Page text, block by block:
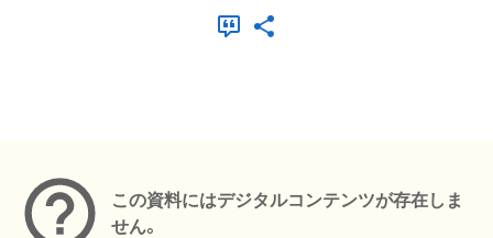
この資料にはデジタルコンテンツが存在しま
せん。